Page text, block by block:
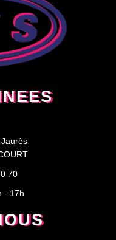
70
- 17h